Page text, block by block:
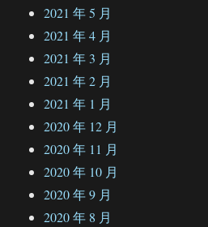
2021 年 5 月
2021 年 4 月
2021 年 3 月
2021 年 2 月
2021 年 1 月
2020 年 12 月
2020 年 11 月
2020 年 10 月
2020 年 9 月
2020 年 8 月